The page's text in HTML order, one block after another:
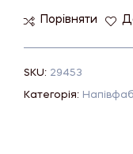
Порівняти
SKU: 29453
Категорія: